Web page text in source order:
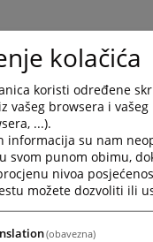
u Mostaru,
kao najbolji student
kolačića
koristi određene
vašeg browsera i
...).
informacija su nam
svom punom obimu,
nivoa
možete dozvoliti ili
(obavezna)